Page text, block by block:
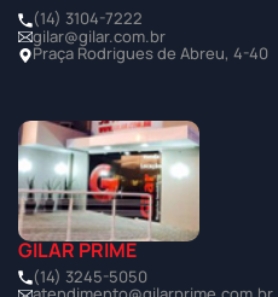
(14) 3104-7222
gilar@gilar.com.br
Praça Rodrigues de Abreu, 4-40
GILAR PRIME
(14) 3245-5050